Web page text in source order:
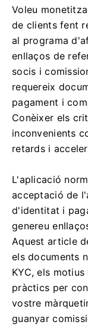
Voleu
de clients fent
al programa
enllaços de
socis i
requereix
pagament i
Conèixer els
inconvenients
retards i
L'aplicació
acceptació de
d'identitat i
genereu
Aquest article
els documents
KYC, els
pràctics per
vostre
guanyar